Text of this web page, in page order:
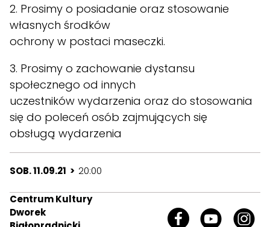
2. Prosimy o posiadanie oraz stosowanie
własnych środków
ochrony w postaci maseczki.
3. Prosimy o zachowanie dystansu
społecznego od innych
uczestników wydarzenia oraz do stosowania
się do poleceń osób zajmujących się
obsługą wydarzenia
SOB. 11.09.21 > 20:00
Centrum Kultury
Dworek